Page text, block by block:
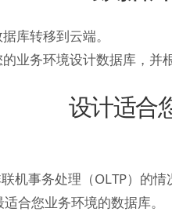
库转移到云端。
业务环境设计数据库，并
设计适合
机事务处理（OLTP）的情
合您业务环境的数据库。